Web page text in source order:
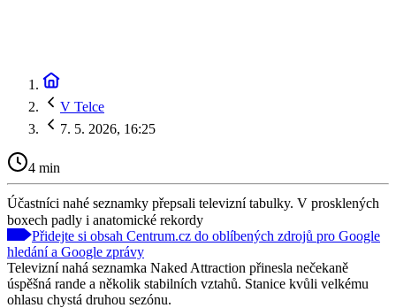
V Telce
7. 5. 2026, 16:25
4 min
Účastníci nahé seznamky přepsali televizní tabulky. V prosklených
boxech padly i anatomické rekordy
Přidejte si obsah Centrum.cz do oblíbených zdrojů pro Google
hledání a Google zprávy
Televizní nahá seznamka Naked Attraction přinesla nečekaně
úspěšná rande a několik stabilních vztahů. Stanice kvůli velkému
ohlasu chystá druhou sezónu.